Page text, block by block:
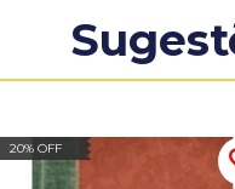
20% OFF